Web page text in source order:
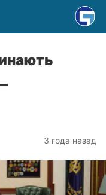
3 года назад